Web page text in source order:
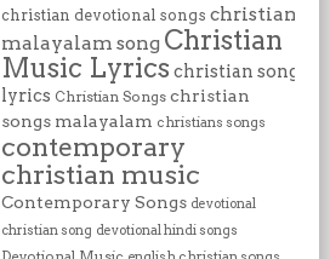
christian devotional songs christian
malayalam song Christian
Music Lyrics christian song
lyrics Christian Songs christian
songs malayalam christians songs
contemporary
christian music
Contemporary Songs devotional
christian song devotional hindi songs